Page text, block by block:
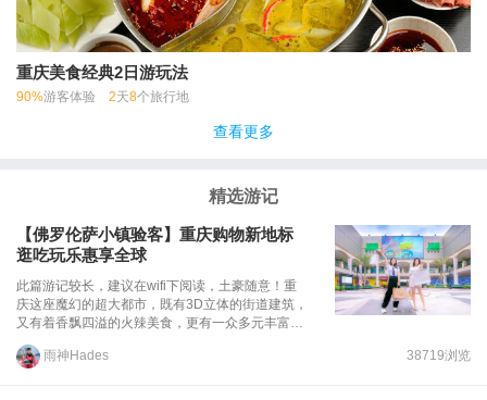
重庆美食经典2日游玩法
90%游客体验 2天8个旅行地
查看更多
精选游记
【佛罗伦萨小镇验客】重庆购物新地标
逛吃玩乐惠享全球
此篇游记较长，建议在wifi下阅读，土豪随意！重
庆这座魔幻的超大都市，既有3D立体的街道建筑，
又有着香飘四溢的火辣美食，更有一众多元丰富的
进这座大都市时尚消费的新地标——重庆佛罗伦萨
雨神Hades 38719浏览